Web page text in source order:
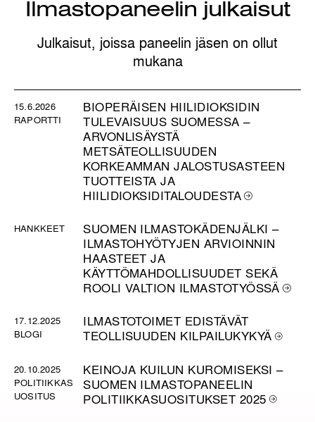
Ilmastopaneelin julkaisut
Julkaisut, joissa paneelin jäsen on ollut
mukana
15.6.2026
RAPORTTI
BIOPERÄISEN HIILIDIOKSIDIN
TULEVAISUUS SUOMESSA –
ARVONLISÄYSTÄ
METSÄTEOLLISUUDEN
KORKEAMMAN JALOSTUSASTEEN
TUOTTEISTA JA
HIILIDIOKSIDITALOUDESTA
HANKKEET
SUOMEN ILMASTOKÄDENJÄLKI –
ILMASTOHYÖTYJEN ARVIOINNIN
HAASTEET JA
KÄYTTÖMAHDOLLISUUDET SEKÄ
ROOLI VALTION ILMASTOTYÖSSÄ
17.12.2025
BLOGI
ILMASTOTOIMET EDISTÄVÄT
TEOLLISUUDEN KILPAILUKYKYÄ
20.10.2025
POLITIIKKAS
UOSITUS
KEINOJA KUILUN KUROMISEKSI –
SUOMEN ILMASTOPANEELIN
POLITIIKKASUOSITUKSET 2025